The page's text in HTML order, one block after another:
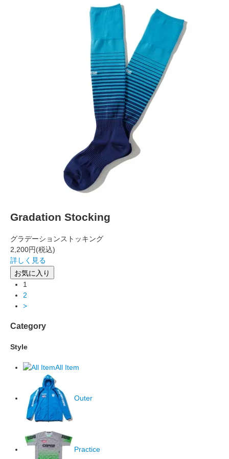
Gradation Stocking
グラデーションストッキング
2,200円(税込)
詳しく見る
お気に入り
1
2
>
Category
Style
All Item
Outer
Practice